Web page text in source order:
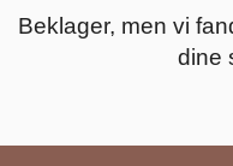
Beklager, men vi
dine